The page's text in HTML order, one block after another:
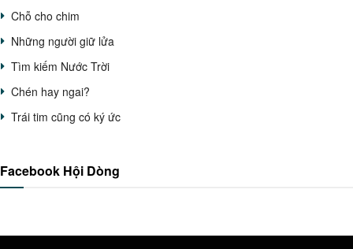
Chỗ cho chim
Những người giữ lửa
Tìm kiếm Nước Trời
Chén hay ngai?
Trái tim cũng có ký ức
Facebook Hội Dòng